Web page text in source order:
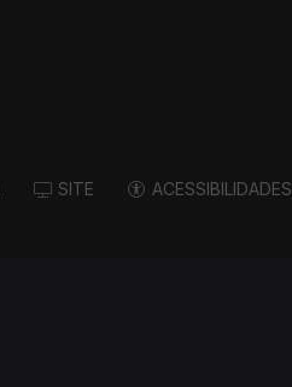
SITE ACESSIBILIDADES